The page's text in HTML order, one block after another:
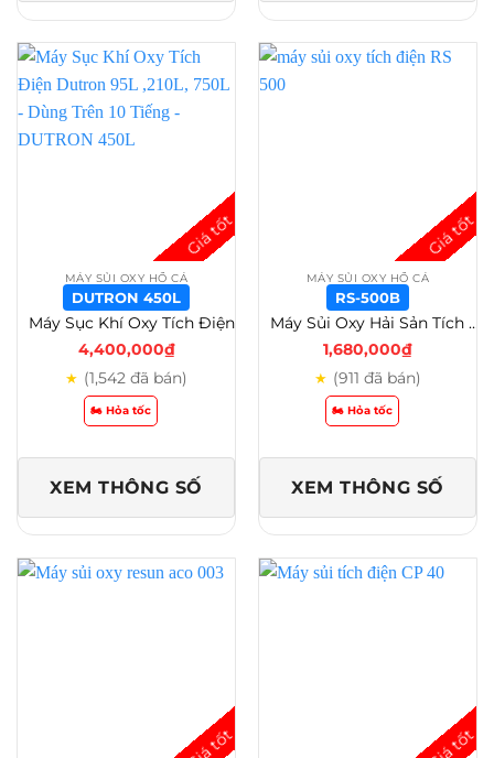
MÁY SỦI OXY HỒ CÁ
DUTRON 450L
4,400,000₫
★ (1,542 đã bán)
🏍️ Hỏa tốc
XEM THÔNG SỐ
MÁY SỦI OXY HỒ CÁ
RS-500B
Máy Sủi Oxy Hải Sản Tích Điện RS 500/600/700/800/900/1000/2000/5000 Giải Pháp Sục Khí Di Động – RS-500B
1,680,000₫
★ (911 đã bán)
🏍️ Hỏa tốc
XEM THÔNG SỐ